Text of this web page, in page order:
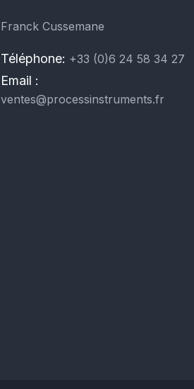
Franck Cussemane
Téléphone: +33 (0)6 24 58 34 27
Email :
ventes@processinstruments.fr